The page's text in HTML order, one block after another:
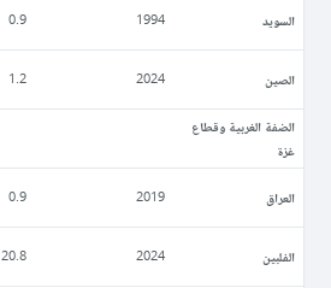
السويد 1994
0.9
الصين 2024
1.2
الضفة الغربية وقطاع
غزة
العراق 2019
0.9
الفلبين 2024
20.8